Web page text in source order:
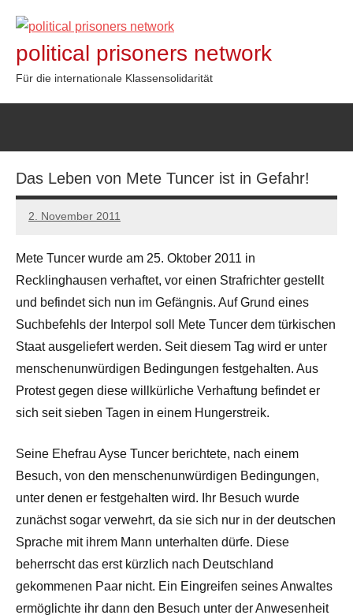
Inhalt
springen
political prisoners network
Für die internationale Klassensolidarität
Das Leben von Mete Tuncer ist in Gefahr!
2. November 2011
admin
Mete Tuncer wurde am 25. Oktober 2011 in
Recklinghausen verhaftet, vor einen Strafrichter gestellt
und befindet sich nun im Gefängnis. Auf Grund eines
Suchbefehls der Interpol soll Mete Tuncer dem türkischen
Staat ausgeliefert werden. Seit diesem Tag wird er unter
menschenunwürdigen Bedingungen festgehalten. Aus
Protest gegen diese willkürliche Verhaftung befindet er
sich seit sieben Tagen in einem Hungerstreik.
Seine Ehefrau Ayse Tuncer berichtete, nach einem
Besuch, von den menschenunwürdigen Bedingungen,
unter denen er festgehalten wird. Ihr Besuch wurde
zunächst sogar verwehrt, da sie sich nur in der deutschen
Sprache mit ihrem Mann unterhalten dürfe. Diese
beherrscht das erst kürzlich nach Deutschland
gekommenen Paar nicht. Ein Eingreifen seines Anwaltes
ermöglichte ihr dann den Besuch unter der Anwesenheit